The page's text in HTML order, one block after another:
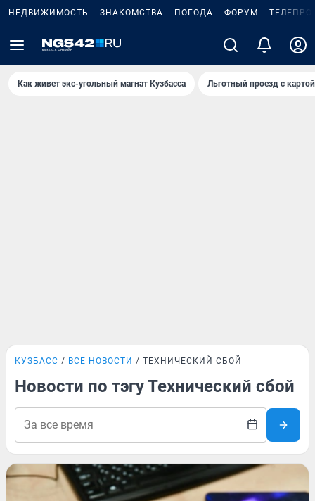
НЕДВИЖИМОСТЬ ЗНАКОМСТВА ПОГОДА ФОРУМ
Как живет экс-угольный магнат Кузбасса Льготный проезд с
КУЗБАСС ВСЕ НОВОСТИ ТЕХНИЧЕСКИЙ СБОЙ
Новости по тэгу Технический сбой